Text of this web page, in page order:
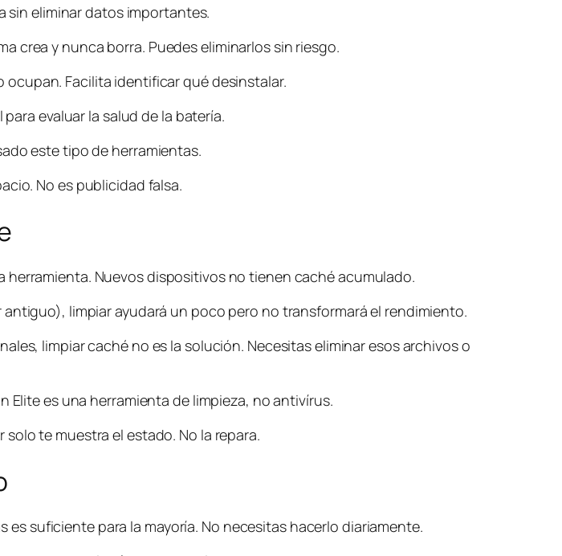
sin eliminar datos importantes.
crea y nunca borra. Puedes eliminarlos sin riesgo.
Facilita identificar qué desinstalar.
evaluar la salud de la batería.
este tipo de herramientas.
No es publicidad falsa.
Nuevos dispositivos no tienen caché acumulado.
limpiar ayudará un poco pero no transformará el rendimiento.
limpiar caché no es la solución. Necesitas eliminar esos archivos o
Elite es una herramienta de limpieza, no antivírus.
te muestra el estado. No la repara.
suficiente para la mayoría. No necesitas hacerlo diariamente.